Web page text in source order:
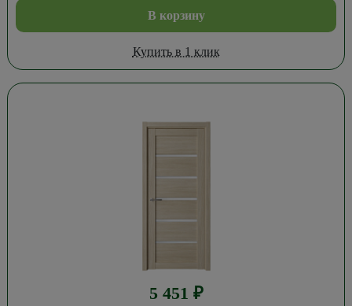
В корзину
Купить в 1 клик
5 451 ₽